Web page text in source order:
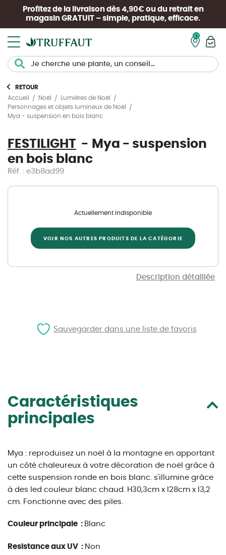
Profitez de la livraison dès 4,90€ ou du retrait en
magasin GRATUIT – simple, pratique, efficace.
RETOUR
Accueil
Noël
Lumières de Noël
Personnages et objets lumineux de Noël
Mya - suspension en bois blanc
FESTILIGHT
Mya - suspension
en bois blanc
Réf. : e3b8ad99
Description détaillée
Actuellement indisponible
VOIR NOS AUTRES PRODUITS DE LA CATÉGORIE
Caractéristiques
principales
Mya : reproduisez un noël à la montagne en apportant
un côté chaleureux à votre décoration de noël grâce à
cette suspension ronde en bois blanc. s'illumine grâce
à des led couleur blanc chaud. H30,3cm x l28cm x l3,2
cm. Fonctionne avec des piles.
Couleur principale : Blanc
Resistance aux UV : Non
Sauvegarder dans une liste de favoris